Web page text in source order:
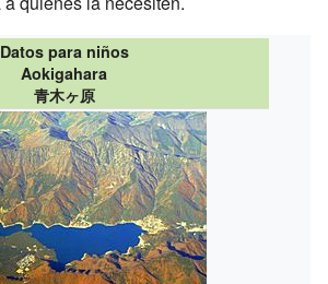
Datos para niños
Aokigahara
青木ヶ原